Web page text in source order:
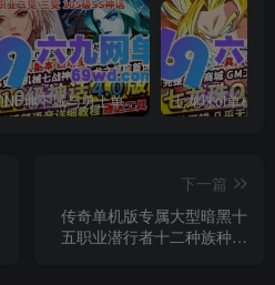
DNF地下城与勇士单机版110级神话版4.0全主线任务龙之庭院机械七战神实验室
下一篇
传奇单机版专属大型暗黑十
五职业潜行者十二种族种族